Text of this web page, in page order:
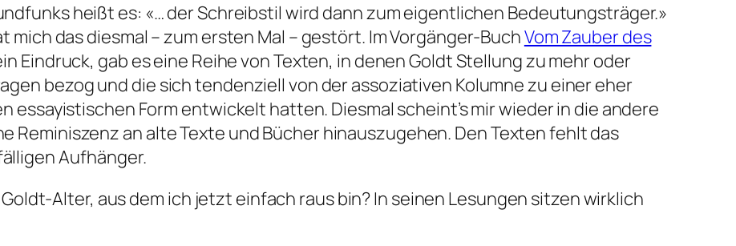
heißt es: «… der Schreibstil wird dann zum eigentlichen Bedeutungsträger.»
mich das diesmal – zum ersten Mal – gestört. Im Vorgänger-BuchVom Zauber des
Eindruck, gab es eine Reihe von Texten, in denen Goldt Stellung zu mehr oder
bezog und die sich tendenziell von der assoziativen Kolumne zu einer eher
Form entwickelt hatten. Diesmal scheint’s mir wieder in die andere
Reminiszenz an alte Texte und Bücher hinauszugehen. Den Texten fehlt das
Aufhänger.
Alter, aus dem ich jetzt einfach raus bin? In seinen Lesungen sitzen wirklich